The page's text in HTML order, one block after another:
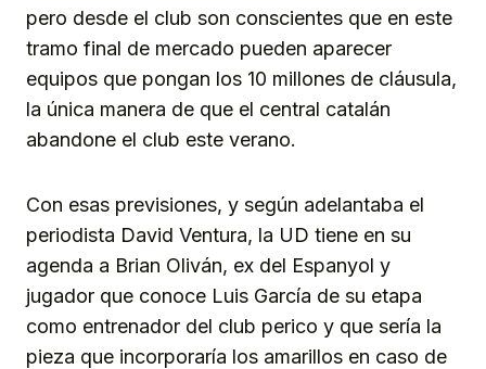
pero desde el club son conscientes que en este
tramo final de mercado pueden aparecer
equipos que pongan los 10 millones de cláusula,
la única manera de que el central catalán
abandone el club este verano.
Con esas previsiones, y según adelantaba el
periodista David Ventura, la UD tiene en su
agenda a Brian Oliván, ex del Espanyol y
jugador que conoce Luis García de su etapa
como entrenador del club perico y que sería la
pieza que incorporaría los amarillos en caso de